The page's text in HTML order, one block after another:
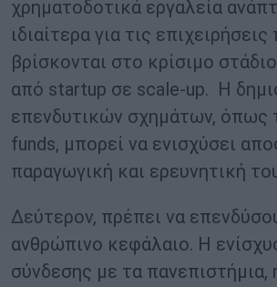
χρηματοδοτικά εργαλεία
ιδιαίτερα για τις επιχειρήσεις
βρίσκονται στο κρίσιμο
από startup σε scale-up. Η
επενδυτικών σχημάτων, όπως
funds, μπορεί να ενισχύσει
παραγωγική και ερευνητική
Δεύτερον, πρέπει να
ανθρώπινο κεφάλαιο. Η
σύνδεσης με τα